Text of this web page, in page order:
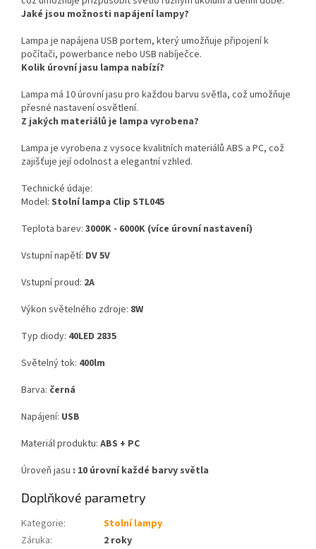
Jaké jsou možnosti napájení lampy?
Lampa je napájena USB portem, který umožňuje připojení k
počítači, powerbance nebo USB nabíječce.
Kolik úrovní jasu lampa nabízí?
Lampa má 10 úrovní jasu pro každou barvu světla, což umožňuje
přesné nastavení osvětlení.
Z jakých materiálů je lampa vyrobena?
Lampa je vyrobena z vysoce kvalitních materiálů ABS a PC, což
zajišťuje její odolnost a elegantní vzhled.
Technické údaje:
Model: Stolní lampa Clip STL045
Teplota barev: 3000K - 6000K (více úrovní nastavení)
Vstupní napětí: DV 5V
Vstupní proud: 2A
Výkon světelného zdroje: 8W
Typ diody: 40LED 2835
Světelný tok: 400lm
Barva: černá
Napájení: USB
Materiál produktu: ABS + PC
Úroveň jasu : 10 úrovní každé barvy světla
Doplňkové parametry
Kategorie:
Stolní lampy
Záruka:
2 roky